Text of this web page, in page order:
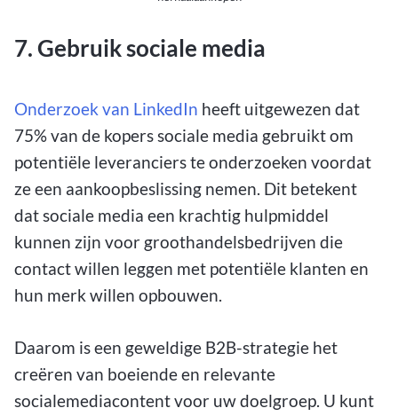
7. Gebruik sociale media
Onderzoek van LinkedIn heeft uitgewezen dat
75% van de kopers sociale media gebruikt om
potentiële leveranciers te onderzoeken voordat
ze een aankoopbeslissing nemen. Dit betekent
dat sociale media een krachtig hulpmiddel
kunnen zijn voor groothandelsbedrijven die
contact willen leggen met potentiële klanten en
hun merk willen opbouwen.
Daarom is een geweldige B2B-strategie het
creëren van boeiende en relevante
socialemediacontent voor uw doelgroep. U kunt